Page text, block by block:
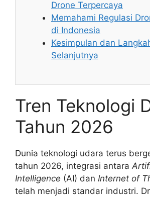
Drone Terpercaya
Memahami Regulasi
di Indonesia
Kesimpulan dan
Selanjutnya
Tren Teknologi
Tahun 2026
Dunia teknologi udara terus
tahun 2026, integrasi antara
Intelligence (AI) dan Internet of
telah menjadi standar industri.